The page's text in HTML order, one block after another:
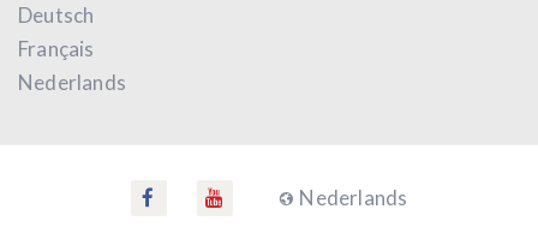
Deutsch
Français
Nederlands
Nederlands